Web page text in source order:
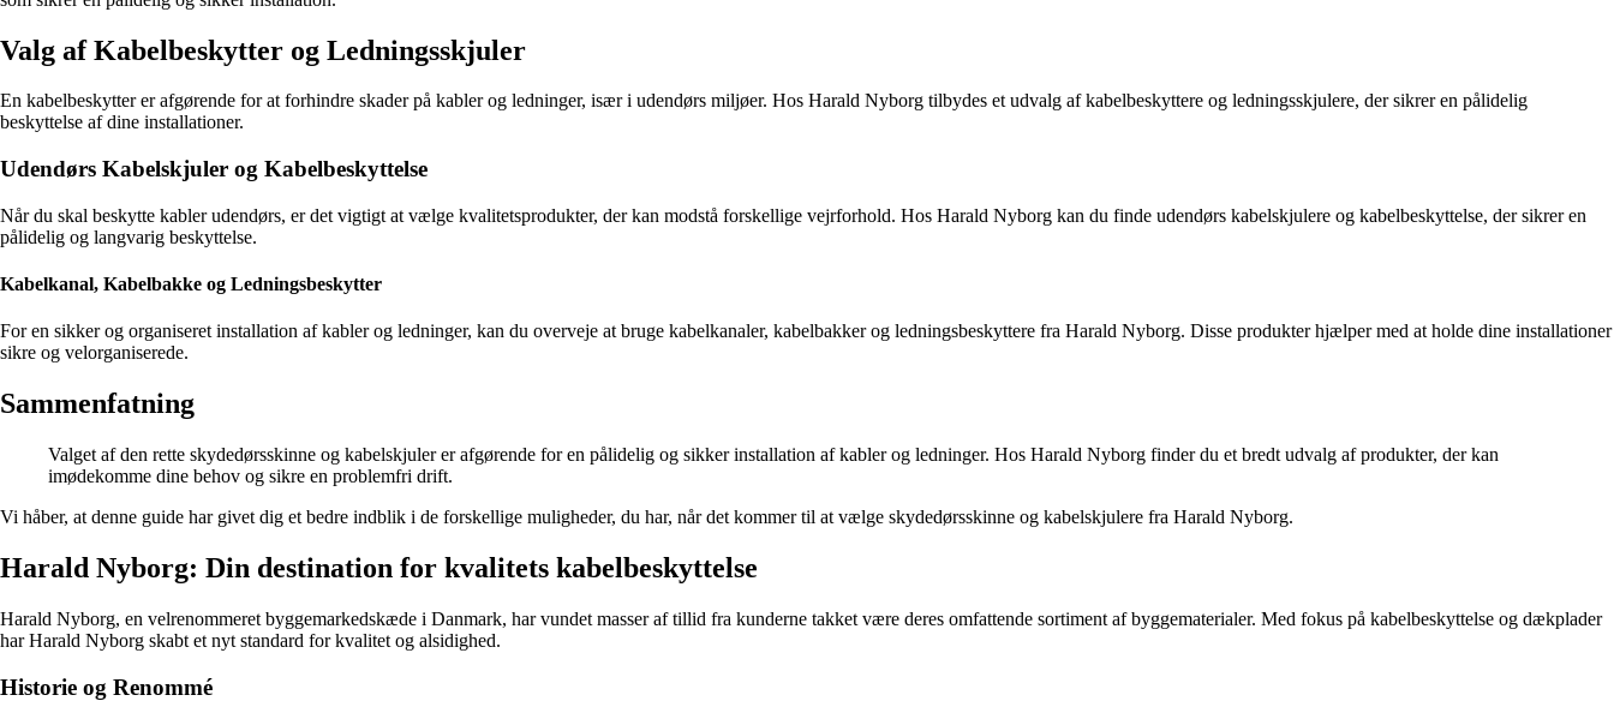
Valg af Kabelbeskytter og Ledningsskjuler
En kabelbeskytter er afgørende for at forhindre skader på kabler og ledninger, især i udendørs miljøer. Hos Harald Nyborg tilbydes et udvalg af kabelbeskyttere og ledningsskjulere, der sikrer en pålidelig
beskyttelse af dine installationer.
Udendørs Kabelskjuler og Kabelbeskyttelse
Når du skal beskytte kabler udendørs, er det vigtigt at vælge kvalitetsprodukter, der kan modstå forskellige vejrforhold. Hos Harald Nyborg kan du finde udendørs kabelskjulere og kabelbeskyttelse, der sikrer en
pålidelig og langvarig beskyttelse.
Kabelkanal, Kabelbakke og Ledningsbeskytter
For en sikker og organiseret installation af kabler og ledninger, kan du overveje at bruge kabelkanaler, kabelbakker og ledningsbeskyttere fra Harald Nyborg. Disse produkter hjælper med at holde dine installationer
sikre og velorganiserede.
Sammenfatning
Valget af den rette skydedørsskinne og kabelskjuler er afgørende for en pålidelig og sikker installation af kabler og ledninger. Hos Harald Nyborg finder du et bredt udvalg af produkter, der kan
imødekomme dine behov og sikre en problemfri drift.
Vi håber, at denne guide har givet dig et bedre indblik i de forskellige muligheder, du har, når det kommer til at vælge skydedørsskinne og kabelskjulere fra Harald Nyborg.
Harald Nyborg: Din destination for kvalitets kabelbeskyttelse
Harald Nyborg, en velrenommeret byggemarkedskæde i Danmark, har vundet masser af tillid fra kunderne takket være deres omfattende sortiment af byggematerialer. Med fokus på kabelbeskyttelse og dækplader
har Harald Nyborg skabt et nyt standard for kvalitet og alsidighed.
Historie og Renommé